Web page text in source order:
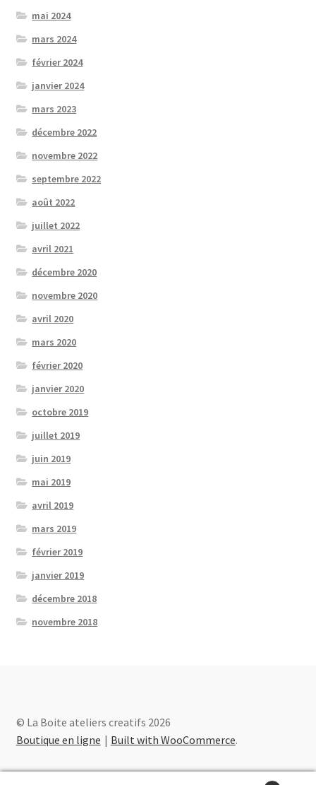
mai 2024
mars 2024
février 2024
janvier 2024
mars 2023
décembre 2022
novembre 2022
septembre 2022
août 2022
juillet 2022
avril 2021
décembre 2020
novembre 2020
avril 2020
mars 2020
février 2020
janvier 2020
octobre 2019
juillet 2019
juin 2019
mai 2019
avril 2019
mars 2019
février 2019
janvier 2019
décembre 2018
novembre 2018
© La Boite ateliers creatifs 2026
Boutique en ligne
Built with WooCommerce.